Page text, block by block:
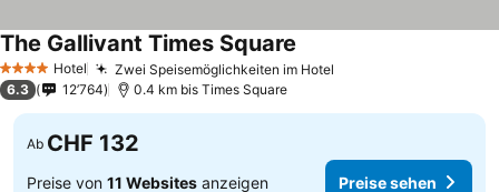
4 Sterne Hotel Zwei Speisemöglichkeiten im Hotel
The Gallivant Times Square
6.3 12’764 0.4 km bis Times Square
Ab CHF 132
Preise von 11 Websites anzeigen Preise sehen